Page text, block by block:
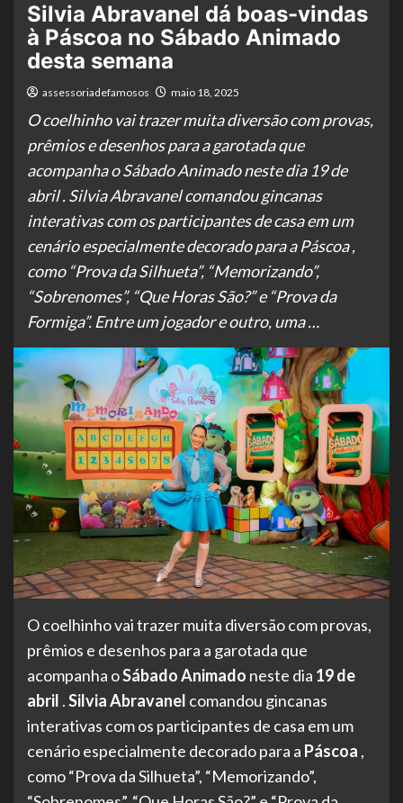
Silvia Abravanel dá boas-vindas
à Páscoa no Sábado Animado
desta semana
assessoriadefamosos maio 18, 2025
O coelhinho vai trazer muita diversão com provas,
prêmios e desenhos para a garotada que
acompanha o Sábado Animado neste dia 19 de
abril . Silvia Abravanel comandou gincanas
interativas com os participantes de casa em um
cenário especialmente decorado para a Páscoa ,
como “Prova da Silhueta”, “Memorizando”,
“Sobrenomes”, “Que Horas São?” e “Prova da
Formiga”. Entre um jogador e outro, uma …
O coelhinho vai trazer muita diversão com provas,
prêmios e desenhos para a garotada que
acompanha oSábado Animado neste dia 19 de
abril .Silvia Abravanel comandou gincanas
interativas com os participantes de casa em um
cenário especialmente decorado para a Páscoa ,
como “Prova da Silhueta”, “Memorizando”,